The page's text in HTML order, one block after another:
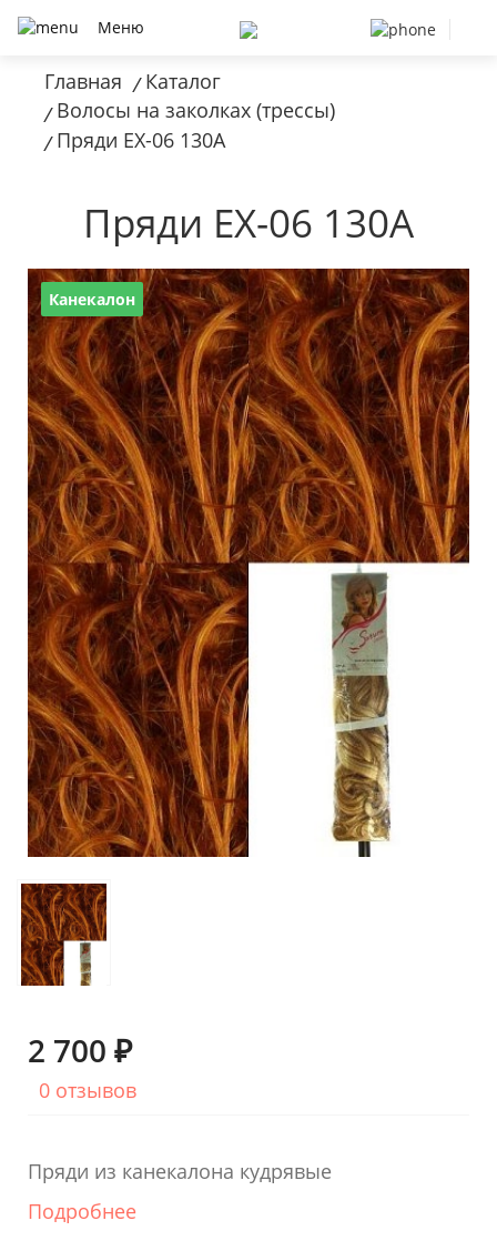
Меню
Главная / Каталог
/ Волосы на заколках (трессы)
/ Пряди EX-06 130A
Пряди EX-06 130A
Канекалон
2 700 ₽
0 отзывов
Пряди из канекалона кудрявые
Подробнее